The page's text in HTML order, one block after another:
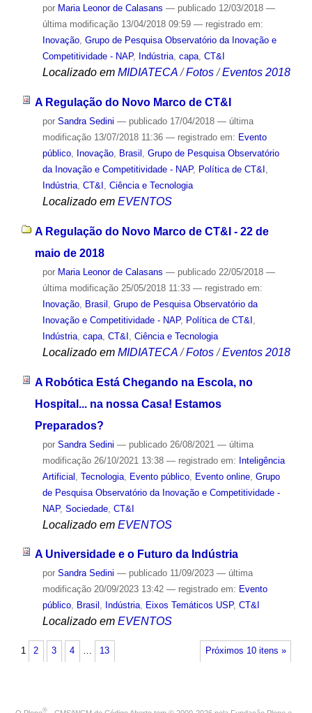
por Maria Leonor de Calasans — publicado12/03/2018 —
última modificação13/04/2018 09:59 — registrado em:
Inovação, Grupo de Pesquisa Observatório da Inovação e
Competitividade - NAP, Indústria, capa, CT&I
Localizado em MIDIATECA /Fotos /Eventos 2018
A Regulação do Novo Marco de CT&I
por Sandra Sedini — publicado17/04/2018 — última
modificação13/07/2018 11:36 — registrado em: Evento
público, Inovação, Brasil , Grupo de Pesquisa Observatório
da Inovação e Competitividade - NAP, Política de CT&I ,
Indústria, CT&I , Ciência e Tecnologia
Localizado em EVENTOS
A Regulação do Novo Marco de CT&I - 22 de
maio de 2018
por Maria Leonor de Calasans — publicado22/05/2018 —
última modificação25/05/2018 11:33 — registrado em:
Inovação, Brasil
Grupo de Pesquisa Observatório da
Inovação e Competitividade - NAP, Política de CT&I
Indústria, capa, CT&I Ciência e Tecnologia
Localizado em MIDIATECA /Fotos /Eventos 2018
A Robótica Está Chegando na Escola, no
Hospital... na nossa Casa! Estamos
Preparados?
por Sandra Sedini — publicado26/08/2021 — última
modificação26/10/2021 13:38 — registrado em: Inteligência
Artificial Tecnologia, Evento público, Evento online, Grupo
de Pesquisa Observatório da Inovação e Competitividade -
NAP, Sociedade, CT&I
Localizado em EVENTOS
A Universidade e o Futuro da Indústria
por Sandra Sedini — publicado11/09/2023 — última
modificação20/09/2023 13:42 — registrado em: Evento
público, Brasil , Indústria, Eixos Temáticos USP, CT&I
Localizado em EVENTOS
Próximos 10 itens »
1 2 3 4 … 13
®